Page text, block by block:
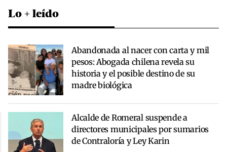
Lo + leído
Abandonada al nacer con carta y mil
pesos: Abogada chilena revela su
historia y el posible destino de su
madre biológica
Alcalde de Romeral suspende a
directores municipales por sumarios
de Contraloría y Ley Karin